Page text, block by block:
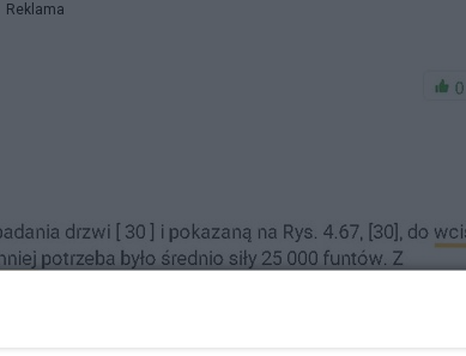
Reklama